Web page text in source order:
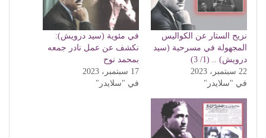
نزيح الستار عن الكواليس
المجهولة في مسرحية (سيد
درويش) .. (1/ 3)
22 سبتمبر، 2023
في "سلايدر"
في مئوية (سيد درويش):
نكشف عن عمل نادر جمعه
بمحمد نوح
17 سبتمبر، 2023
في "سلايدر"